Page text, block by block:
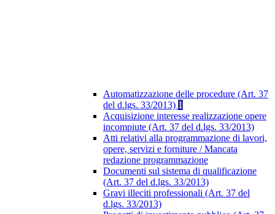
Automatizzazione delle procedure (Art. 37
del d.lgs. 33/2013) 1
Acquisizione interesse realizzazione opere
incompiute (Art. 37 del d.lgs. 33/2013)
Atti relativi alla programmazione di lavori,
opere, servizi e forniture / Mancata
redazione programmazione
Documenti sul sistema di qualificazione
(Art. 37 del d.lgs. 33/2013)
Gravi illeciti professionali (Art. 37 del
d.lgs. 33/2013)